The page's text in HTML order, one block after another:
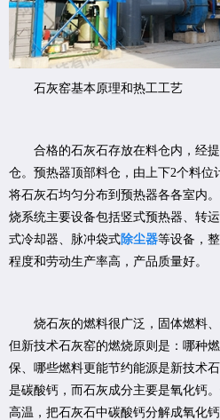
石灰窑基本原理和热工工艺
合格的石灰石存放在料仓内，经提
仓。预热器顶部料仓，由上下2个料位
将石灰石均匀分布到预热器各各室内
烧系统主要设备包括竖式预热器、转
式冷却器、脉冲袋式除尘器等设备，
程度和劳动生产率高，产品质量好。
烧石灰的燃料很广泛，固体燃料、
但新技术石灰窑的燃烧原则是：哪种
保、哪些燃料更能节约能源是新技术
是碳酸钙，而石灰成分主要是氧化钙
高温，把石灰石中碳酸钙分解成氧化钙